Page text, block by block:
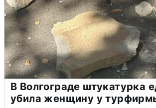
В Волгограде штукатурка
убила женщину у